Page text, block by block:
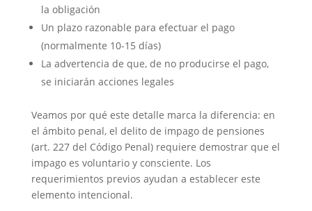
la obligación
Un plazo razonable para efectuar el pago
(normalmente 10-15 días)
La advertencia de que, de no producirse el pago,
se iniciarán acciones legales
Veamos por qué este detalle marca la diferencia: en
el ámbito penal, el delito de impago de pensiones
(art. 227 del Código Penal) requiere demostrar que el
impago es voluntario y consciente. Los
requerimientos previos ayudan a establecer este
elemento intencional.